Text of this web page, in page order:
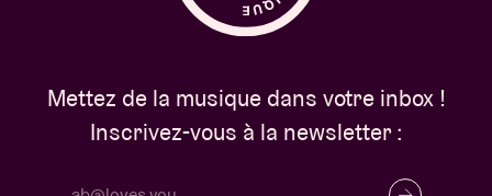
Mettez de la musique dans votre inbox !
Inscrivez-vous à la newsletter :